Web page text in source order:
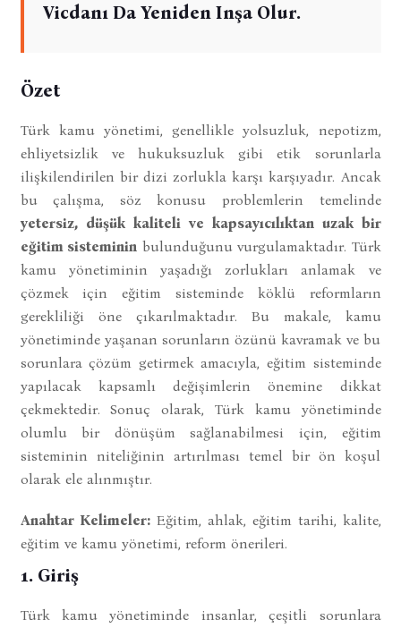
Vicdanı Da Yeniden Inşa Olur.
Özet
Türk kamu yönetimi, genellikle yolsuzluk, nepotizm,
ehliyetsizlik ve hukuksuzluk gibi etik sorunlarla
ilişkilendirilen bir dizi zorlukla karşı karşıyadır. Ancak
bu çalışma, söz konusu problemlerin temelinde
yetersiz, düşük kaliteli ve kapsayıcılıktan uzak bir
eğitim sisteminin bulunduğunu vurgulamaktadır. Türk
kamu yönetiminin yaşadığı zorlukları anlamak ve
çözmek için eğitim sisteminde köklü reformların
gerekliliği öne çıkarılmaktadır. Bu makale, kamu
yönetiminde yaşanan sorunların özünü kavramak ve bu
sorunlara çözüm getirmek amacıyla, eğitim sisteminde
yapılacak kapsamlı değişimlerin önemine dikkat
çekmektedir. Sonuç olarak, Türk kamu yönetiminde
olumlu bir dönüşüm sağlanabilmesi için, eğitim
sisteminin niteliğinin artırılması temel bir ön koşul
olarak ele alınmıştır.
Anahtar Kelimeler:Eğitim, ahlak, eğitim tarihi, kalite,
eğitim ve kamu yönetimi, reform önerileri.
1. Giriş
Türk kamu yönetiminde insanlar, çeşitli sorunlara